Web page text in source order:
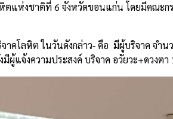
ตแห่งชาติที่ 6 จังหวัดขอนแก่น โดยมีคณะก
าคโลหิต ในวันดังกล่าว- คือ มีผู้บริจาค จ
ผู้แจ้งความประสงค์ บริจาค อวัยวะ+ดวงตา